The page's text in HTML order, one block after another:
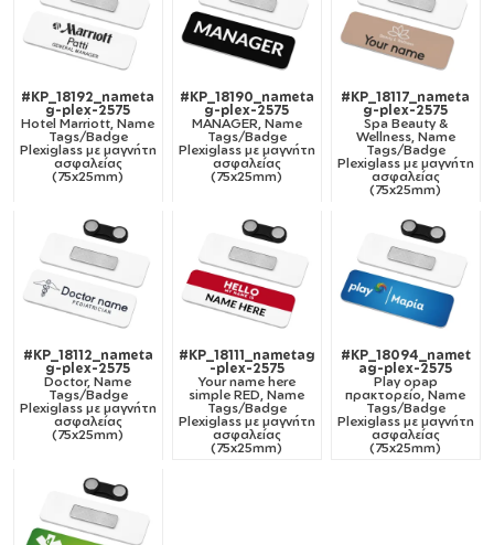
#KP_18192_nameta
g-plex-2575
Hotel Marriott, Name
Tags/Badge
Plexiglass με μαγνήτη
ασφαλείας
(75x25mm)
#KP_18190_nameta
g-plex-2575
MANAGER, Name
Tags/Badge
Plexiglass με μαγνήτη
ασφαλείας
(75x25mm)
#KP_18117_nameta
g-plex-2575
Spa Beauty &
Wellness, Name
Tags/Badge
Plexiglass με μαγνήτη
ασφαλείας
(75x25mm)
#KP_18112_nameta
g-plex-2575
Doctor, Name
Tags/Badge
Plexiglass με μαγνήτη
ασφαλείας
(75x25mm)
#KP_18111_nametag
-plex-2575
Your name here
simple RED, Name
Tags/Badge
Plexiglass με μαγνήτη
ασφαλείας
(75x25mm)
#KP_18094_namet
ag-plex-2575
Play opap
πρακτορείο, Name
Tags/Badge
Plexiglass με μαγνήτη
ασφαλείας
(75x25mm)